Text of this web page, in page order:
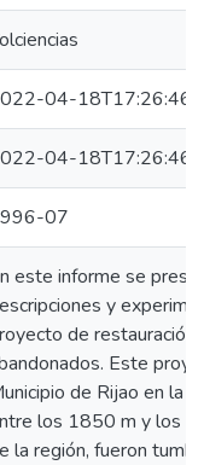
04-18T17:26:46Z
04-18T17:26:46Z
07
este informe se
y
de
Este
de Rijao en la
los 1850 m y los
la región, fueron